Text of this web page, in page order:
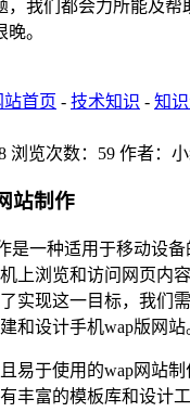
，我们都会力所能及帮
。
站首页 - 技术知识 - 知
浏览次数：59 作者：
站制作
是一种适用于移动设备
上浏览和访问网页内
实现这一目标，我们
和设计手机wap版网站
易于使用的wap网站制
丰富的模板库和设计